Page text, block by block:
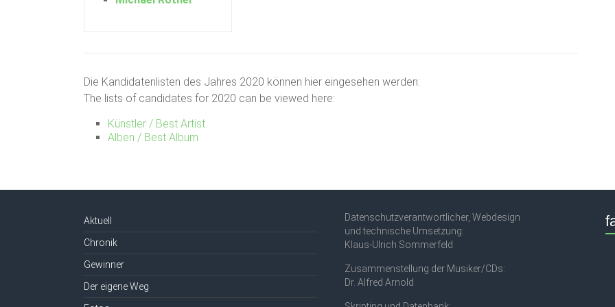
Die Kandidatenlisten des Jahres 2020 können hier eingesehen werden:
The lists of candidates for 2020 can be viewed here:
Künstler / Best Artist
Alben / Best Album
Aktuell
Chronik
Gewinner
Der eigene Weg
Datenschutzverantwortlicher, Webdesign
und technische Umsetzung:
Klaus-Ulrich Sommerfeld
Zusammenstellung der Musiker/CDs:
Dr. Alfred Arnold